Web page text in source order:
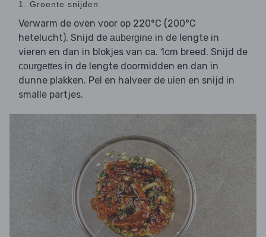
1. Groente snijden
Verwarm de oven voor op 220°C (200°C
hetelucht). Snijd de aubergine in de lengte in
vieren en dan in blokjes van ca. 1cm breed. Snijd de
courgettes in de lengte doormidden en dan in
dunne plakken. Pel en halveer de uien en snijd in
smalle partjes.